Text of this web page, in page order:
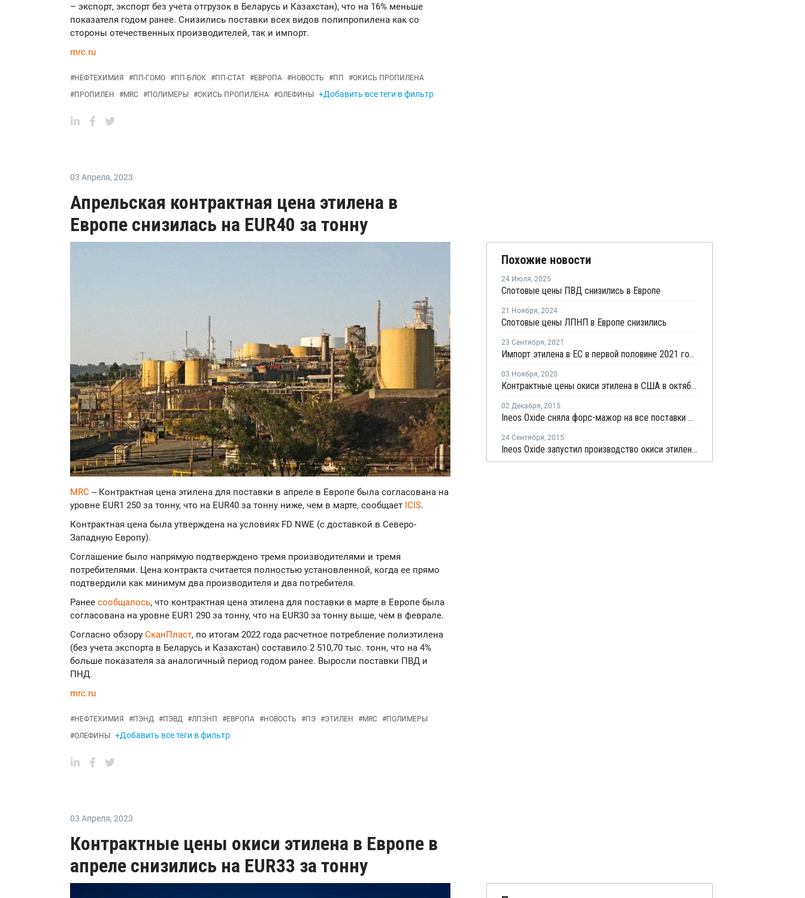
– экспорт, экспорт без учета отгрузок в Беларусь и Казахстан), что на 16% меньше
показателя годом ранее. Снизились поставки всех видов полипропилена как со
стороны отечественных производителей, так и импорт.
mrc.ru
#НЕФТЕХИМИЯ #ПП-ГОМО #ПП-БЛОК #ПП-СТАТ #ЕВРОПА #НОВОСТЬ #ПП #ОКИСЬ ПРОПИЛЕНА
#ПРОПИЛЕН #MRC #ПОЛИМЕРЫ #ОКИСЬ ПРОПИЛЕНА #ОЛЕФИНЫ +Добавить все теги в фильтр
03 Апреля, 2023
Апрельская контрактная цена этилена в
Европе снизилась на EUR40 за тонну
MRC -- Контрактная цена этилена для поставки в апреле в Европе была согласована на
уровне EUR1 250 за тонну, что на EUR40 за тонну ниже, чем в марте, сообщает ICIS.
Контрактная цена была утверждена на условиях FD NWE (с доставкой в Северо-
Западную Европу).
Соглашение было напрямую подтверждено тремя производителями и тремя
потребителями. Цена контракта считается полностью установленной, когда ее прямо
подтвердили как минимум два производителя и два потребителя.
Ранее сообщалось, что контрактная цена этилена для поставки в марте в Европе была
согласована на уровне EUR1 290 за тонну, что на EUR30 за тонну выше, чем в феврале.
Согласно обзору СканПласт, по итогам 2022 года расчетное потребление полиэтилена
(без учета экспорта в Беларусь и Казахстан) составило 2 510,70 тыс. тонн, что на 4%
больше показателя за аналогичный период годом ранее. Выросли поставки ПВД и
ПНД.
mrc.ru
#НЕФТЕХИМИЯ #ПЭНД #ПЭВД #ЛПЭНП #ЕВРОПА #НОВОСТЬ #ПЭ #ЭТИЛЕН #MRC #ПОЛИМЕРЫ
#ОЛЕФИНЫ +Добавить все теги в фильтр
Похожие новости
24 Июля, 2025
Спотовые цены ПВД снизились в Европе
21 Ноября, 2024
Спотовые цены ЛПНП в Европе снизились
23 Сентября, 2021
Импорт этилена в ЕС в первой половине 2021 года резко вырос
03 Ноября, 2020
Контрактные цены окиси этилена в США в октябре снизились на USD13 за тонну
02 Декабря, 2015
Ineos Oxide сняла форс-мажор на все поставки окиси этилена в Европе
24 Сентября, 2015
Ineos Oxide запустил производство окиси этилена и этиленгликоля в Германии
03 Апреля, 2023
Контрактные цены окиси этилена в Европе в
апреле снизились на EUR33 за тонну